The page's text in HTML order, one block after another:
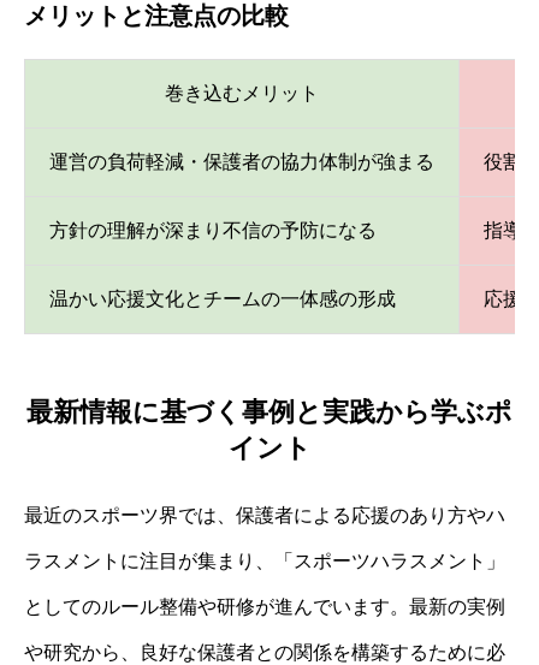
メリットと注意点の比較
巻き込むメリット
運営の負荷軽減・保護者の協力体制が強まる 役割
方針の理解が深まり不信の予防になる 指導
温かい応援文化とチームの一体感の形成 応援
最新情報に基づく事例と実践から学ぶポ
イント
最近のスポーツ界では、保護者による応援のあり方やハ
ラスメントに注目が集まり、「スポーツハラスメント」
としてのルール整備や研修が進んでいます。最新の実例
や研究から、良好な保護者との関係を構築するために必